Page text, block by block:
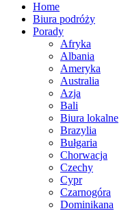
Home
Biura podróży
Porady
Afryka
Albania
Ameryka
Australia
Azja
Bali
Biura lokalne
Brazylia
Bułgaria
Chorwacja
Czechy
Cypr
Czarnogóra
Dominikana